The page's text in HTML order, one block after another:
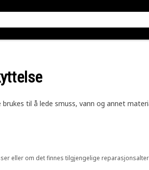
til å lede smuss, vann og annet
eller om det finnes tilgjengelige